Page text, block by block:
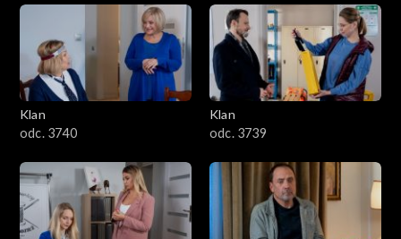
Klan
odc. 3740
Klan
odc. 3739